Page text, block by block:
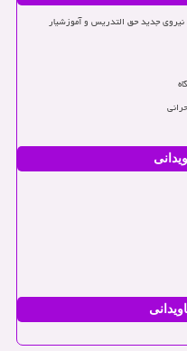
جدید حق التدریس و آموزشیار